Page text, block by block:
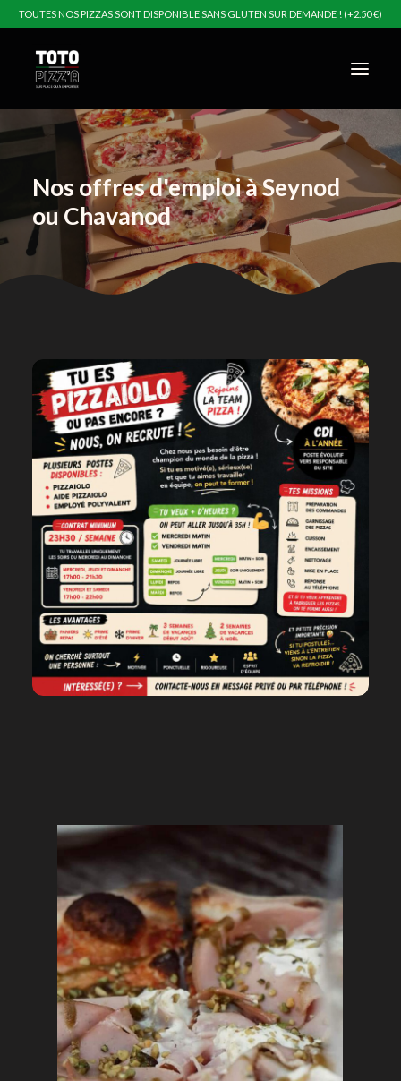
TOUTES NOS PIZZAS SONT DISPONIBLE SANS GLUTEN SUR DEMANDE ! (+2.50 €)
Nos offres d'emploi à Seynod
ou Chavanod